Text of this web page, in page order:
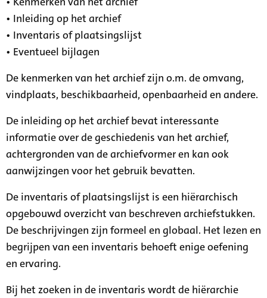
• Inleiding op het archief
• Inventaris of plaatsingslijst
• Eventueel bijlagen
De kenmerken van het archief zijn o.m. de omvang,
vindplaats, beschikbaarheid, openbaarheid en andere.
De inleiding op het archief bevat interessante
informatie over de geschiedenis van het archief,
achtergronden van de archiefvormer en kan ook
aanwijzingen voor het gebruik bevatten.
De inventaris of plaatsingslijst is een hiërarchisch
opgebouwd overzicht van beschreven archiefstukken.
De beschrijvingen zijn formeel en globaal. Het lezen en
begrijpen van een inventaris behoeft enige oefening
en ervaring.
Bij het zoeken in de inventaris wordt de hiërarchie